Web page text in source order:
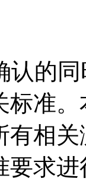
的同
标准
有相
要求